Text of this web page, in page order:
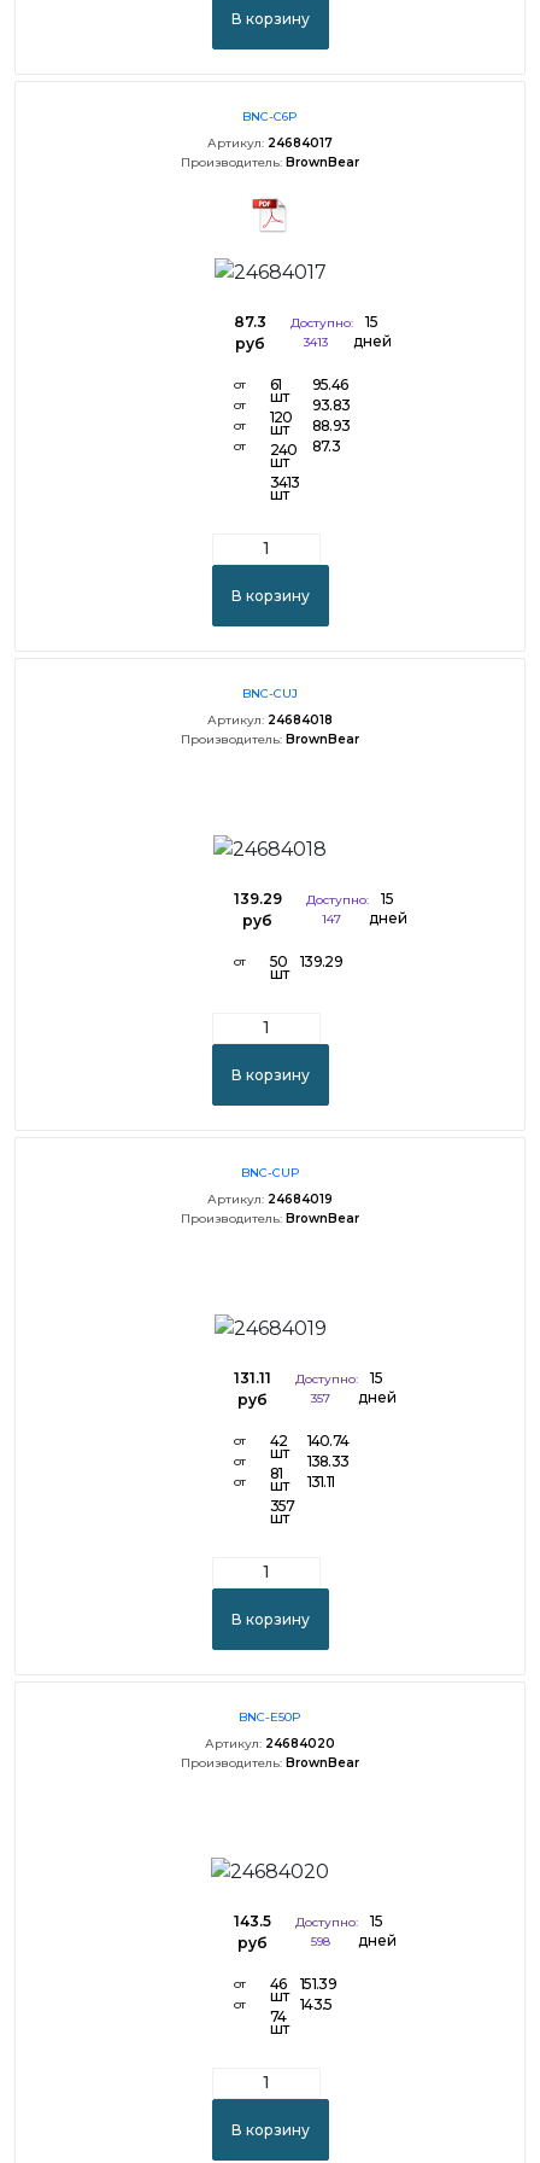
В корзину
BNC-C6P
Артикул: 24684017
Производитель: BrownBear
87.3
руб
Доступно:
3413
15
дней
от
от
от
от
61
шт
120
шт
240
шт
3413
шт
95.46
93.83
88.93
87.3
В корзину
BNC-CUJ
Артикул: 24684018
Производитель: BrownBear
139.29
руб
Доступно:
147
15
дней
от 50
шт
139.29
В корзину
BNC-CUP
Артикул: 24684019
Производитель: BrownBear
131.11
руб
Доступно:
357
15
дней
от
от
от
42
шт
81
шт
357
шт
140.74
138.33
131.11
В корзину
BNC-E50P
Артикул: 24684020
Производитель: BrownBear
143.5
руб
Доступно:
598
15
дней
от
от
46
шт
74
шт
151.39
143.5
В корзину